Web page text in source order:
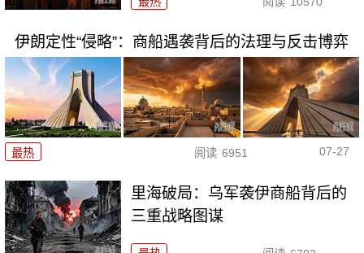
伊朗定性“侵略”：商船遇袭背后的法理与反击博弈
最热 阅读 6951 07-27
里海破局：乌军袭伊商船背后的
三重战略图谋